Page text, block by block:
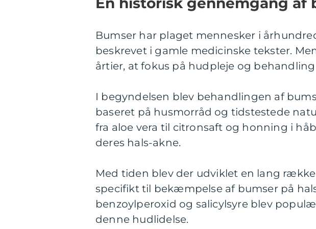
Bumser har plaget mennesker i
beskrevet i gamle medicinske tekster.
årtier, at fokus på hudpleje og
I begyndelsen blev behandlingen af
baseret på husmorråd og tidstestede
fra aloe vera til citronsaft og honning i
deres hals-akne.
Med tiden blev der udviklet en lang
specifikt til bekæmpelse af bumser på
benzoylperoxid og salicylsyre blev
denne hudlidelse.